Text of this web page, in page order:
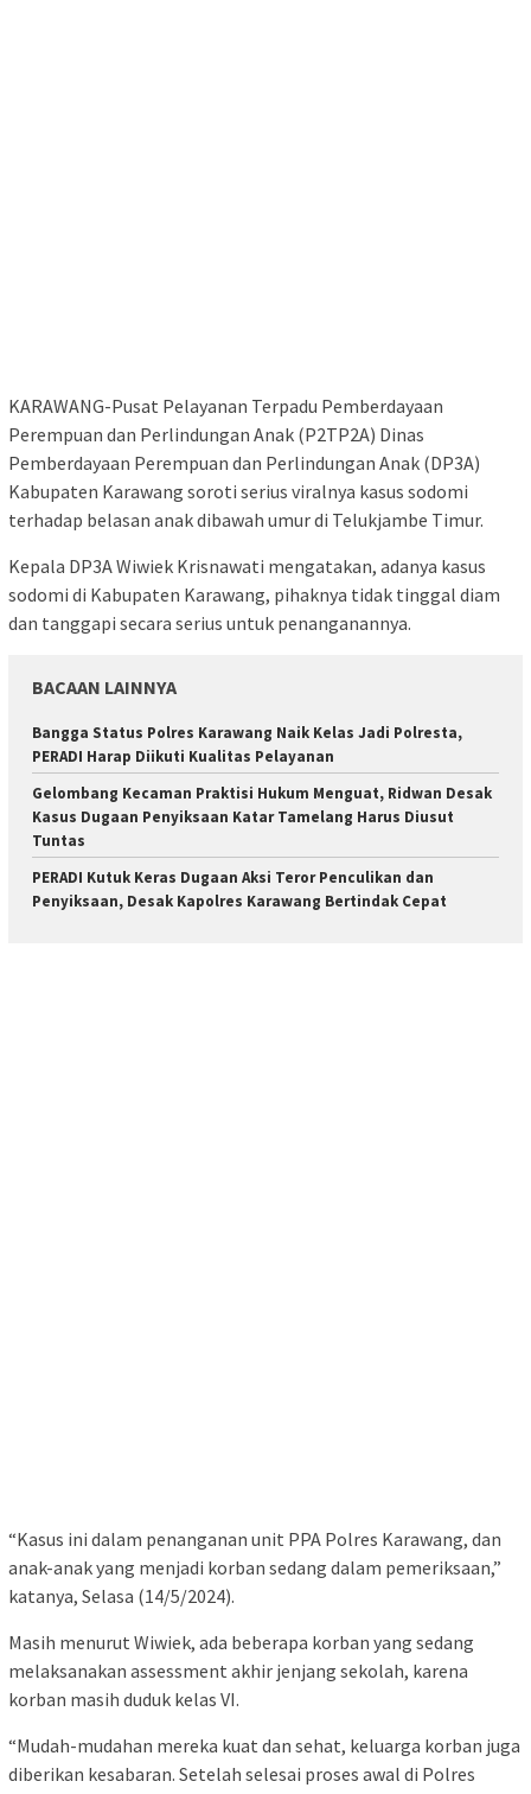
KARAWANG-Pusat Pelayanan Terpadu Pemberdayaan
Perempuan dan Perlindungan Anak (P2TP2A) Dinas
Pemberdayaan Perempuan dan Perlindungan Anak (DP3A)
Kabupaten Karawang soroti serius viralnya kasus sodomi
terhadap belasan anak dibawah umur di Telukjambe Timur.
Kepala DP3A Wiwiek Krisnawati mengatakan, adanya kasus
sodomi di Kabupaten Karawang, pihaknya tidak tinggal diam
dan tanggapi secara serius untuk penanganannya.
BACAAN LAINNYA
Bangga Status Polres Karawang Naik Kelas Jadi Polresta,
PERADI Harap Diikuti Kualitas Pelayanan
Gelombang Kecaman Praktisi Hukum Menguat, Ridwan Desak
Kasus Dugaan Penyiksaan Katar Tamelang Harus Diusut
Tuntas
PERADI Kutuk Keras Dugaan Aksi Teror Penculikan dan
Penyiksaan, Desak Kapolres Karawang Bertindak Cepat
“Kasus ini dalam penanganan unit PPA Polres Karawang, dan
anak-anak yang menjadi korban sedang dalam pemeriksaan,”
katanya, Selasa (14/5/2024).
Masih menurut Wiwiek, ada beberapa korban yang sedang
melaksanakan assessment akhir jenjang sekolah, karena
korban masih duduk kelas VI.
“Mudah-mudahan mereka kuat dan sehat, keluarga korban juga
diberikan kesabaran. Setelah selesai proses awal di Polres